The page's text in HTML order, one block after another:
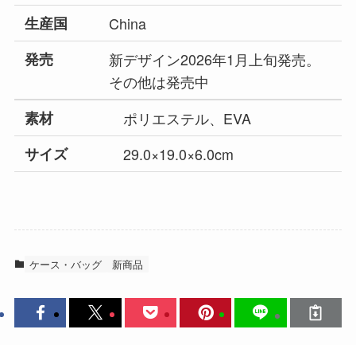
生産国
China
発売
新デザイン2026年1月上旬発売。
その他は発売中
素材
ポリエステル、EVA
サイズ
29.0×19.0×6.0cm
ケース・バッグ 新商品